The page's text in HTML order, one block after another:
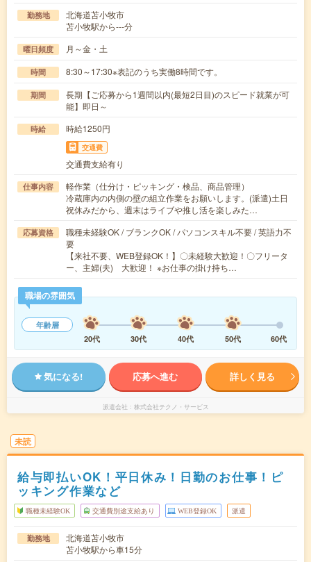
勤務地
北海道苫小牧市
苫小牧駅から---分
曜日頻度 月～金・土
時間 8:30～17:30※表記のうち実働8時間です。
期間
長期【ご応募から1週間以内(最短2日目)のスピード就業が可
能】即日～
時給 時給1250円
交通費
交通費支給有り
仕事内容
軽作業（仕分け・ピッキング・検品、商品管理）
冷蔵庫内の内側の壁の組立作業をお願いします。(派遣)土日
祝休みだから、週末はライブや推し活を楽しみた…
応募資格
職種未経験OK / ブランクOK / パソコンスキル不要 / 英語力不
要
【来社不要、WEB登録OK！】〇未経験大歓迎！〇フリータ
ー、主婦(夫) 大歓迎！ ※お仕事の掛け持ち…
職場の雰囲気
年齢層
20代
30代 40代 50代 60代
気になる! 応募へ進む 詳しく見る
派遣会社 株式会社テクノ・サービス
未読
給与即払いOK！平日休み！日勤のお仕事！ピ
ッキング作業など
職種未経験OK 交通費別途支給あり WEB登録OK 派遣
勤務地
北海道苫小牧市
苫小牧駅から車15分